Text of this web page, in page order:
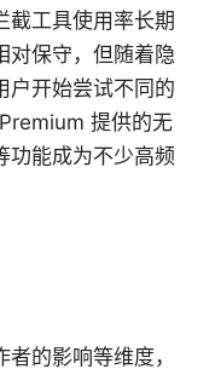
截工具使用率长期
对保守，但随着隐
户开始尝试不同的
提供的无
功能成为不少高频
的影响等维度，